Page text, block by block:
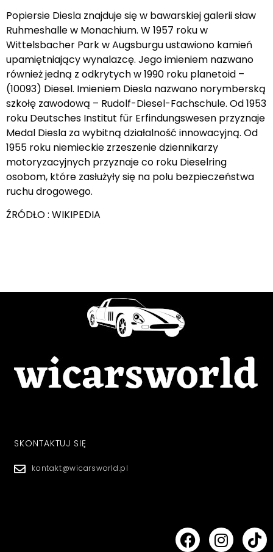
Popiersie Diesla znajduje się w bawarskiej galerii sław
Ruhmeshalle w Monachium. W 1957 roku w
Wittelsbacher Park w Augsburgu ustawiono kamień
upamiętniający wynalazcę. Jego imieniem nazwano
również jedną z odkrytych w 1990 roku planetoid –
(10093) Diesel. Imieniem Diesla nazwano norymberską
szkołę zawodową – Rudolf-Diesel-Fachschule. Od 1953
roku Deutsches Institut für Erfindungswesen przyznaje
Medal Diesla za wybitną działalność innowacyjną. Od
1955 roku niemieckie zrzeszenie dziennikarzy
motoryzacyjnych przyznaje co roku Dieselring
osobom, które zasłużyły się na polu bezpieczeństwa
ruchu drogowego.
ŹRÓDŁO : WIKIPEDIA
SKONTAKTUJ SIĘ
kontakt@wicarsworld.pl